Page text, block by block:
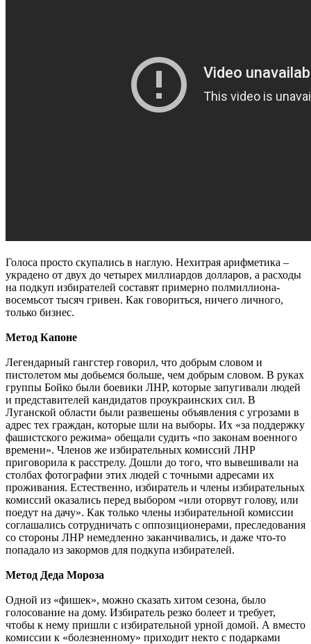
Голоса просто скупались в наглую. Нехитрая арифметика –
украдено от двух до четырех миллиардов долларов, а расходы
на подкуп избирателей составят примерно полмиллиона-
восемьсот тысяч гривен. Как говориться, ничего личного,
только бизнес.
Метод Капоне
Легендарный гангстер говорил, что добрым словом и
пистолетом мы добьемся больше, чем добрым словом. В руках
группы Бойко были боевики ЛНР, которые запугивали людей
и представителей кандидатов проукраинских сил. В
Луганской области были развешены объявления с угрозами в
адрес тех граждан, которые шли на выборы. Их «за поддержку
фашистского режима» обещали судить «по законам военного
времени». Членов же избирательных комиссий ЛНР
приговорила к расстрелу. Дошли до того, что вывешивали на
столбах фотографии этих людей с точными адресами их
проживания. Естественно, избиратель и члены избирательных
комиссий оказались перед выбором «или оторвут голову, или
поедут на дачу». Как только члены избирательной комиссии
соглашались сотрудничать с оппозиционерами, преследования
со стороны ЛНР немедленно заканчивались, и даже что-то
попадало из закормов для подкупа избирателей.
Метод Деда Мороза
Одной из «фишек», можно сказать хитом сезона, было
голосование на дому. Избиратель резко болеет и требует,
чтобы к нему пришли с избирательной урной домой. А вместо
комиссии к «болезненному» приходит некто с подарками